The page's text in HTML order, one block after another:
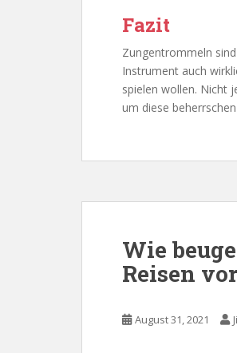
Fazit
Zungentrommeln
Instrument auch
spielen wollen. Nicht
um diese
Wie
Reisen
August 31, 2021